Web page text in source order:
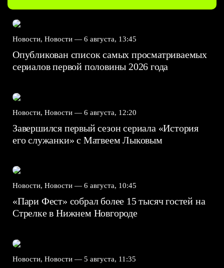
Новости, Новости — 6 августа, 13:45
Опубликован список самых просматриваемых
сериалов первой половины 2026 года
Новости, Новости — 6 августа, 12:20
Завершился первый сезон сериала «История
его служанки» с Матвеем Лыковым
Новости, Новости — 6 августа, 10:45
«Пари Фест» собрал более 15 тысяч гостей на
Стрелке в Нижнем Новгороде
Новости, Новости — 5 августа, 11:35